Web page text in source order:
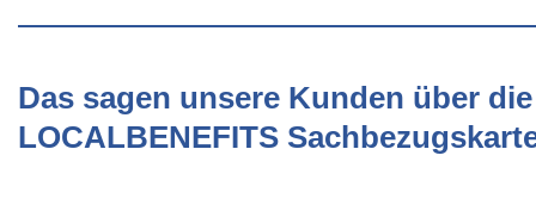
Das sagen unsere Kunden über die
LOCALBENEFITS